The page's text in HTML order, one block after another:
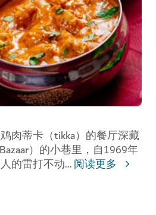
肉蒂卡（tikka）的餐厅深藏
）的小巷里，自1969年
的雷打不动...阅读更多